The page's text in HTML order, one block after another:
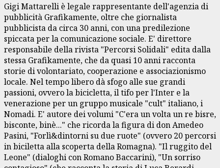
Gigi Mattarelli è legale rappresentante dell'agenzia di
pubblicità Grafikamente, oltre che giornalista
pubblicista da circa 30 anni, con una predilezione
spiccata per la comunicazione sociale. E' direttore
responsabile della rivista "Percorsi Solidali" edita dalla
stessa Grafikamente, che da quasi 10 anni racconta
storie di volontariato, cooperazione e associazionismo
locale. Nel tempo libero dà sfogo alle sue grandi
passioni, ovvero la bicicletta, il tifo per l'Inter e la
venerazione per un gruppo musicale "cult" italiano, i
Nomadi. E' autore dei volumi "C'era un volta un re bisre,
bisconte, binè..." che ricorda la figura di don Amedeo
Pasini, "Forlì&dintorni su due ruote" (ovvero 20 percorsi
in biciletta alla scoperta della Romagna). "Il ruggito del
Leone" (dialoghi con Romano Baccarini), "Un sorriso